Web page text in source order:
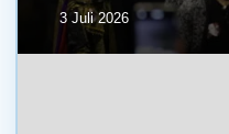
3 Juli 2026